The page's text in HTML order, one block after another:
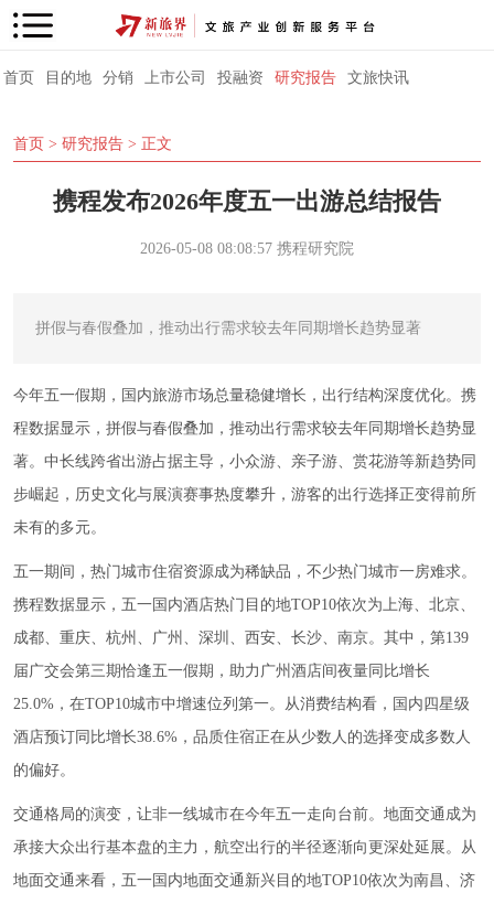
首页 目的地 分销 上市公司 投融资 研究报告 文旅快讯
首页 > 研究报告 > 正文
携程发布2026年度五一出游总结报告
2026-05-08 08:08:57 携程研究院
拼假与春假叠加，推动出行需求较去年同期增长趋势显著
今年五一假期，国内旅游市场总量稳健增长，出行结构深度优化。携
程数据显示，拼假与春假叠加，推动出行需求较去年同期增长趋势显
著。中长线跨省出游占据主导，小众游、亲子游、赏花游等新趋势同
步崛起，历史文化与展演赛事热度攀升，游客的出行选择正变得前所
未有的多元。
五一期间，热门城市住宿资源成为稀缺品，不少热门城市一房难求。
携程数据显示，五一国内酒店热门目的地TOP10依次为上海、北京、
成都、重庆、杭州、广州、深圳、西安、长沙、南京。其中，第139
届广交会第三期恰逢五一假期，助力广州酒店间夜量同比增长
25.0%，在TOP10城市中增速位列第一。从消费结构看，国内四星级
酒店预订同比增长38.6%，品质住宿正在从少数人的选择变成多数人
的偏好。
交通格局的演变，让非一线城市在今年五一走向台前。地面交通成为
承接大众出行基本盘的主力，航空出行的半径逐渐向更深处延展。从
地面交通来看，五一国内地面交通新兴目的地TOP10依次为南昌、济